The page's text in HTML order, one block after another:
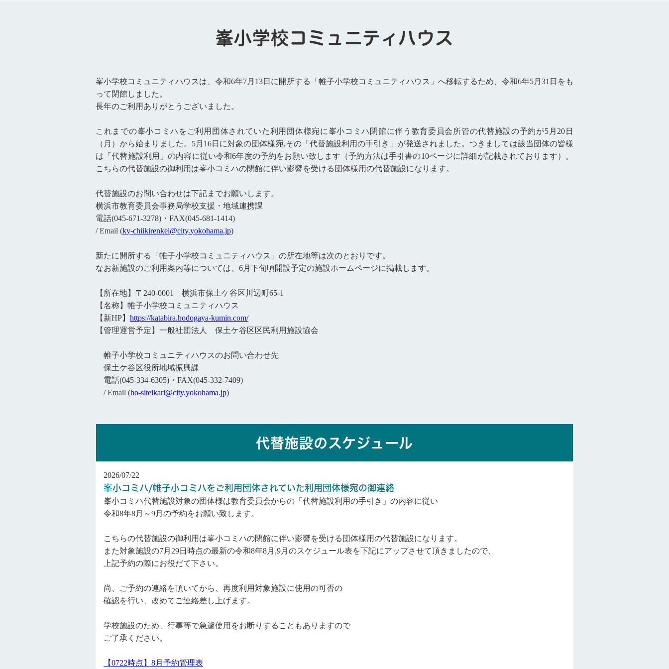
峯小学校コミュニティハウス
峯小学校コミュニティハウスは、令和6年7月13日に開所する「帷子小学校コミュニティハウス」へ移転するため、令和6年5月31日をも
って閉館しました。
長年のご利用ありがとうございました。
これまでの峯小コミハをご利用団体されていた利用団体様宛に峯小コミハ閉館に伴う教育委員会所管の代替施設の予約が5月20日
（月）から始まりました。5月16日に対象の団体様宛,その「代替施設利用の手引き」が発送されました。つきましては該当団体の皆様
は「代替施設利用」の内容に従い令和6年度の予約をお願い致します（予約方法は手引書の10ページに詳細が記載されております）。
こちらの代替施設の御利用は峯小コミハの閉館に伴い影響を受ける団体様用の代替施設になります。
代替施設のお問い合わせは下記までお願いします。
横浜市教育委員会事務局学校支援・地域連携課
電話(045-671-3278)・FAX(045-681-1414)
/ Email (ky-chiikirenkei@city.yokohama.jp)
新たに開所する「帷子小学校コミュニティハウス」の所在地等は次のとおりです。
なお新施設のご利用案内等については、6月下旬頃開設予定の施設ホームページに掲載します。
【所在地】〒240-0001 横浜市保土ケ谷区川辺町65-1
【名称】帷子小学校コミュニティハウス
【新HP】 https://katabira.hodogaya-kumin.com/
【管理運営予定】一般社団法人 保土ケ谷区区民利用施設協会
帷子小学校コミュニティハウスのお問い合わせ先
保土ケ谷区役所地域振興課
電話(045-334-6305)・FAX(045-332-7409)
/ Email (ho-siteikari@city.yokohama.jp)
代替施設のスケジュール
2026/07/22
峯小コミハ/帷子小コミハをご利用団体されていた利用団体様宛の御連絡
峯小コミハ代替施設対象の団体様は教育委員会からの「代替施設利用の手引き」の内容に従い
令和8年8月～9月の予約をお願い致します。
こちらの代替施設の御利用は峯小コミハの閉館に伴い影響を受ける団体様用の代替施設になります。
また対象施設の7月29日時点の最新の令和8年8月,9月のスケジュール表を下記にアップさせて頂きましたので、
上記予約の際にお役だて下さい。
尚、ご予約の連絡を頂いてから、再度利用対象施設に使用の可否の
確認を行い、改めてご連絡差し上げます。
学校施設のため、行事等で急遽使用をお断りすることもありますので
ご了承ください。
【0722時点】8月予約管理表